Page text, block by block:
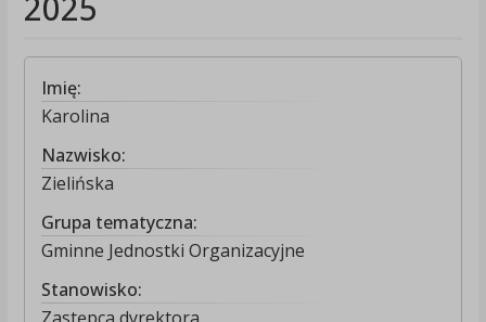
Imię:
Karolina
Nazwisko:
Zielińska
Grupa tematyczna:
Gminne Jednostki Organizacyjne
Stanowisko: